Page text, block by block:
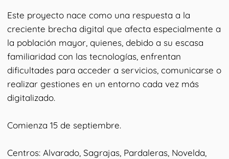
Este proyecto nace como una respuesta a la
creciente brecha digital que afecta especialmente a
la población mayor, quienes, debido a su escasa
familiaridad con las tecnologías, enfrentan
dificultades para acceder a servicios, comunicarse o
realizar gestiones en un entorno cada vez más
digitalizado.
Comienza 15 de septiembre.
Centros: Alvarado, Sagrajas, Pardaleras, Novelda,